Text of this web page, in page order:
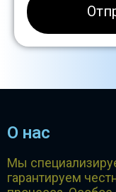
О нас
Мы
гарантируем